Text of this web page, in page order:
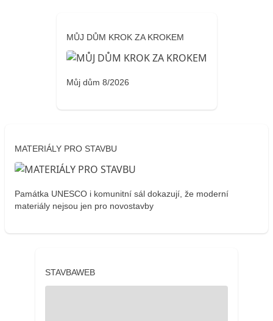
MŮJ DŮM KROK ZA KROKEM
Můj dům 8/2026
MATERIÁLY PRO STAVBU
Památka UNESCO i komunitní sál dokazují, že moderní
materiály nejsou jen pro novostavby
STAVBAWEB